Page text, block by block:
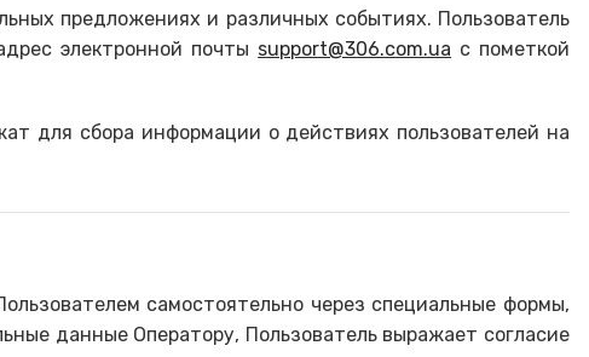
предложениях и различных событиях. Пользователь
электронной почты support@306.com.ua с пометкой
для сбора информации о действиях пользователей на
самостоятельно через специальные формы,
данные Оператору, Пользователь выражает согласие